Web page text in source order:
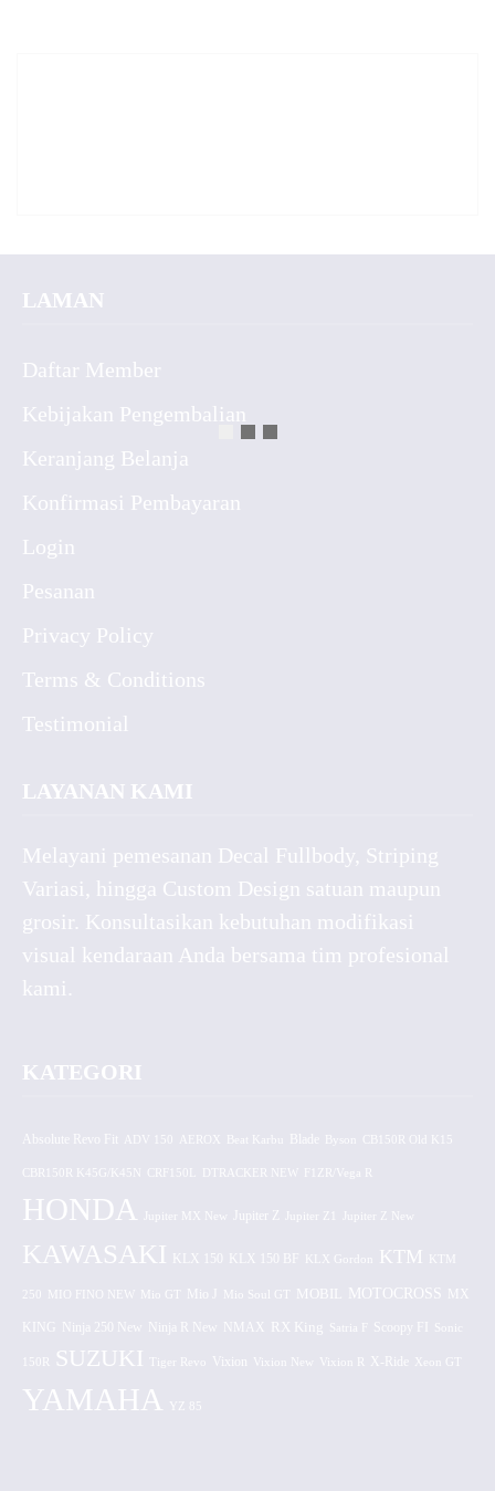
LAMAN
Daftar Member
Kebijakan Pengembalian
Keranjang Belanja
Konfirmasi Pembayaran
Login
Pesanan
Privacy Policy
Terms & Conditions
Testimonial
LAYANAN KAMI
Melayani pemesanan Decal Fullbody, Striping
Variasi, hingga Custom Design satuan maupun
grosir. Konsultasikan kebutuhan modifikasi
visual kendaraan Anda bersama tim profesional
kami.
KATEGORI
Absolute Revo Fit ADV 150 AEROX CB150R Old K15
CBR150R K45G/K45N CRF150L DTRACKER NEW F1ZR/Vega R
HONDA Jupiter MX New Jupiter Z
KAWASAKI KLX 150 KLX 150 BF KLX Gordon KTM KTM
250 MIO FINO NEW Mio GT Mio J Mio Soul GT MOBIL MOTOCROSS MX
KING Ninja 250 New Ninja R New NMAX RX King Satria F Scoopy FI Sonic
150R SUZUKI Tiger Revo Vixion Vixion New Vixion R X-Ride Xeon GT
YAMAHA YZ 85